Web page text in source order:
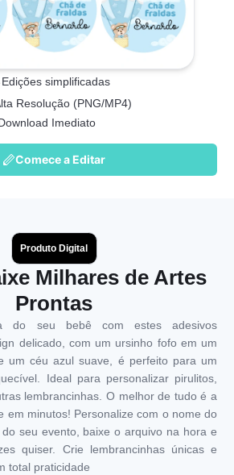
Edições simplificadas
Resolução (PNG/MP4)
Imediato
Comece a Editar
Produto Digital
Milhares de Artes
Prontas
do seu bebê com estes adesivos
delicado, com um ursinho fofo em um
um céu azul suave, é perfeito para um
Ideal para personalizar pirulitos,
lembrancinhas. O melhor de tudo é a
em minutos! Personalize com o nome do
seu evento, baixe o arquivo na hora e
quiser. Crie lembrancinhas únicas e
total praticidade